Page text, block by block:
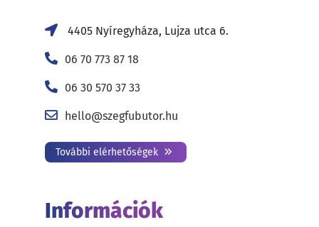
4405 Nyíregyháza, Lujza utca 6.
06 70 773 87 18
06 30 570 37 33
hello@szegfubutor.hu
További elérhetőségek
Információk